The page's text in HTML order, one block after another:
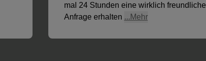
mal 24 Stunden eine wirklich freundliche
Anfrage erhalten ...Mehr